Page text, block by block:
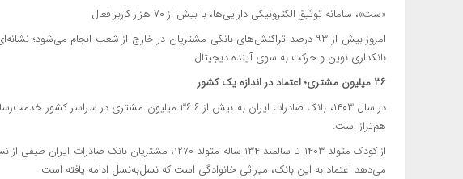
«ست»، سامانه توثیق الکترونیکی دارایی‌ها، با بیش از ۷۰ هزار کاربر فعال
امروز بیش از ۹۳ درصد تراکنش‌های بانکی مشتریان در خارج از شعب انجام
بانکداری نوین و حرکت به سوی آینده دیجیتال.
۳۶ میلیون مشتری؛ اعتماد در اندازه یک کشور
در سال ۱۴۰۳، بانک صادرات ایران به بیش از ۳۶.۶ میلیون
هم‌تراز است.
از کودک متولد ۱۴۰۳ تا سالمند ۱۳۴ ساله متولد ۱۲۷۰،
می‌دهد اعتماد به این بانک، میراثی خانوادگی است که نسل‌به‌نسل ادامه یافته است.